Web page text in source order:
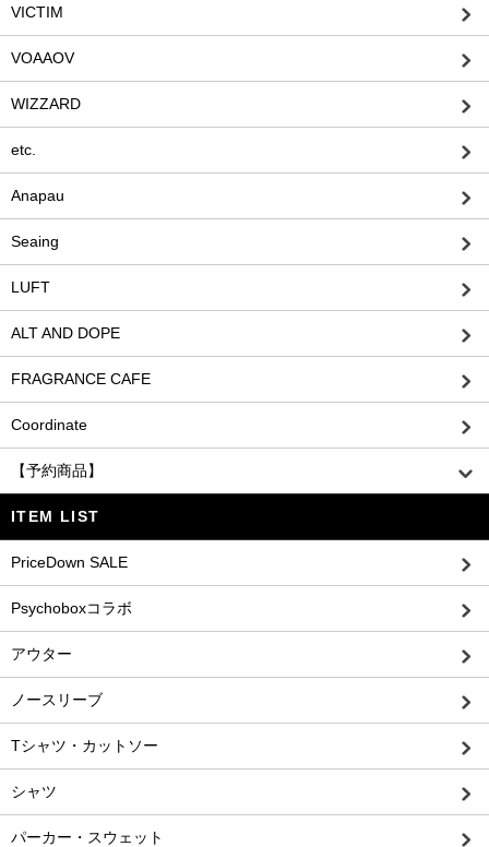
VICTIM
VOAAOV
WIZZARD
etc.
Anapau
Seaing
LUFT
ALT AND DOPE
FRAGRANCE CAFE
Coordinate
【予約商品】
ITEM LIST
PriceDown SALE
Psychoboxコラボ
アウター
ノースリーブ
Tシャツ・カットソー
シャツ
パーカー・スウェット